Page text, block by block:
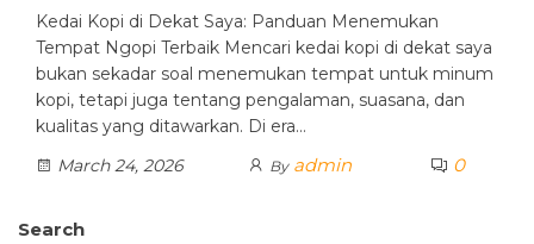
Kedai Kopi di Dekat Saya: Panduan Menemukan
Tempat Ngopi Terbaik Mencari kedai kopi di dekat saya
bukan sekadar soal menemukan tempat untuk minum
kopi, tetapi juga tentang pengalaman, suasana, dan
kualitas yang ditawarkan. Di era…
March 24, 2026
By admin 0
Search